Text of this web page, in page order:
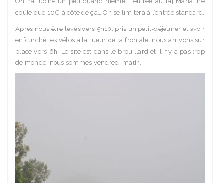
coûte que 10€ à côté de ça… On se limitera à l’entrée standard.
Après nous être levés vers 5h10, pris un petit-déjeuner et avoir
enfourché les vélos à la lueur de la frontale, nous arrivons sur
place vers 6h. Le site est dans le brouillard et il n’y a pas trop
de monde, nous sommes vendredi matin.